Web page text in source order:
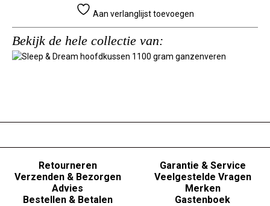
gram
ganzenveren
Aan verlanglijst toevoegen
Bekijk de hele collectie van:
Retourneren
Verzenden & Bezorgen
Advies
Bestellen & Betalen
Garantie & Service
Veelgestelde Vragen
Merken
Gastenboek